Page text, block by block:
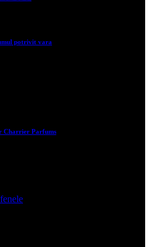
potrivit vara
Charrier Parfums